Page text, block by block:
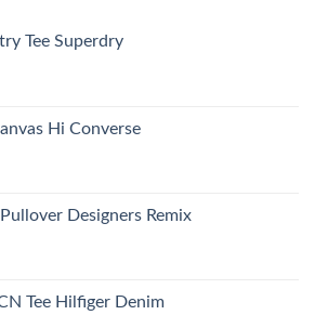
Tee Superdry
Hi Converse
Designers Remix
Tee Hilfiger Denim